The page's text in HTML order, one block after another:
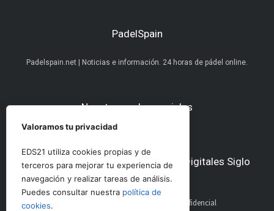
PadelSpain
Padelspain.net | Noticias e información. 24 horas de pádel online.
Nuestras redes sociales
Otros medios del Grupo Ediciones Digitales Siglo
21
GolfConfidencial
Valoramos tu privacidad
EDS21 utiliza cookies propias y de
terceros para mejorar tu experiencia de
navegación y realizar tareas de análisis.
Puedes consultar nuestra política de
cookies.